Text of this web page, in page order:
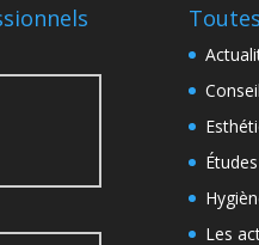
Les